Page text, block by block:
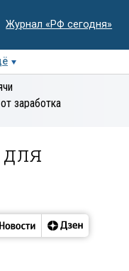
Журнал «РФ сегодня»
экспертиза
заработка